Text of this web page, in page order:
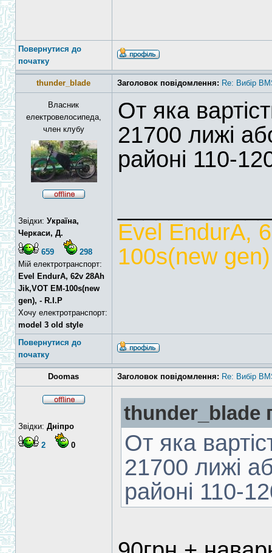
Повернутися до
початку
thunder_blade Заголовок повідомлення: Re: Вибір
Власник
електровелосипеда,
член клубу
Звідки: Україна,
Черкаси, Д.
659
298
Мій електротранспорт:
Evel EndurA, 62v 28Ah
Jik,VOT EM-100s(new
gen), - R.I.P
Хочу електротранспорт:
model 3 old style
От яка
21700 лижі
районі 110-
Evel EndurA,
100s(new
Повернутися до
початку
Doomas Заголовок повідомлення: Re: Вибір
Звідки: Дніпро
2 0
thunder_blade
От яка
21700 лижі
районі 110-